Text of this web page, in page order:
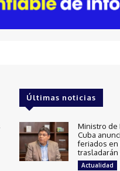
Últimas noticias
Ministro de
Cuba
feriados en
Actualidad